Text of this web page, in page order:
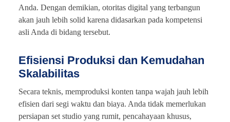
Anda. Dengan demikian, otoritas digital yang terbangun
akan jauh lebih solid karena didasarkan pada kompetensi
asli Anda di bidang tersebut.
Efisiensi Produksi dan Kemudahan
Skalabilitas
Secara teknis, memproduksi konten tanpa wajah jauh lebih
efisien dari segi waktu dan biaya. Anda tidak memerlukan
persiapan set studio yang rumit, pencahayaan khusus,